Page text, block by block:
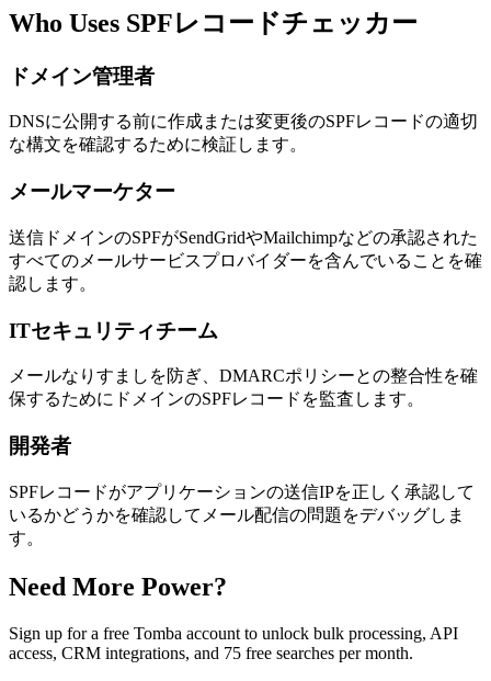
Who Uses SPFレコードチェッカー
ドメイン管理者
DNSに公開する前に作成または変更後のSPFレコードの適切
な構文を確認するために検証します。
メールマーケター
送信ドメインのSPFがSendGridやMailchimpなどの承認された
すべてのメールサービスプロバイダーを含んでいることを確
認します。
ITセキュリティチーム
メールなりすましを防ぎ、DMARCポリシーとの整合性を確
保するためにドメインのSPFレコードを監査します。
開発者
SPFレコードがアプリケーションの送信IPを正しく承認して
いるかどうかを確認してメール配信の問題をデバッグしま
す。
Need More Power?
Sign up for a free Tomba account to unlock bulk processing, API
access, CRM integrations, and 75 free searches per month.